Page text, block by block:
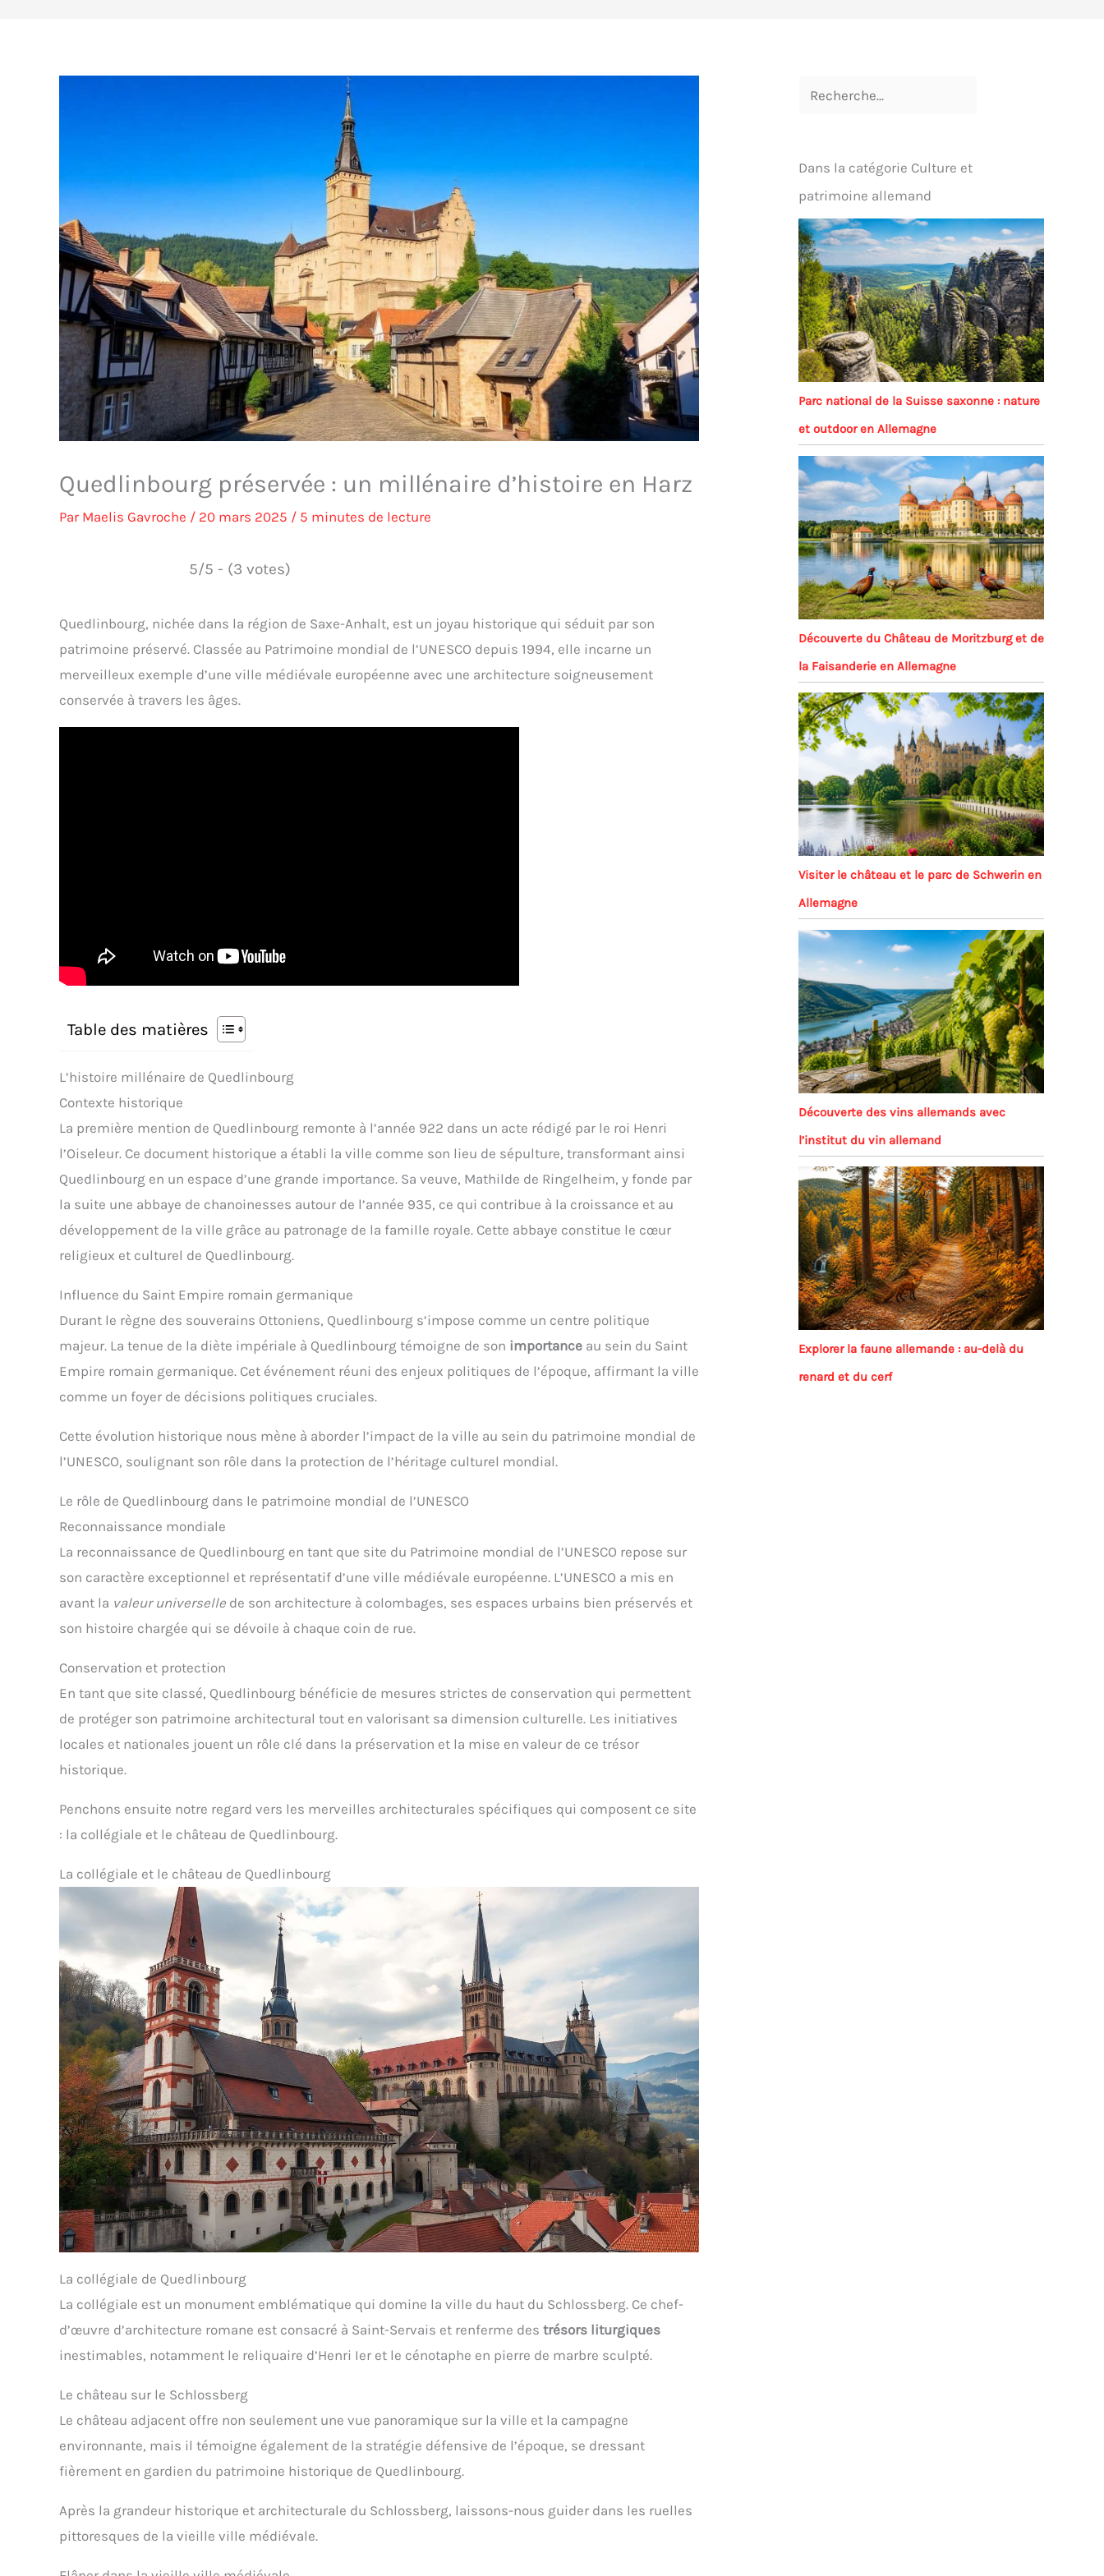
Quedlinbourg préservée : un millénaire d’histoire en Harz
Par Maelis Gavroche / 20 mars 2025 / 5 minutes de lecture
5/5 - (3 votes)
Quedlinbourg, nichée dans la région de Saxe-Anhalt, est un joyau historique qui séduit par son
patrimoine préservé. Classée au Patrimoine mondial de l’UNESCO depuis 1994, elle incarne un
merveilleux exemple d’une ville médiévale européenne avec une architecture soigneusement
conservée à travers les âges.
Table des matières
L’histoire millénaire de Quedlinbourg
Contexte historique
La première mention de Quedlinbourg remonte à l’année 922 dans un acte rédigé par le roi Henri
l’Oiseleur. Ce document historique a établi la ville comme son lieu de sépulture, transformant ainsi
Quedlinbourg en un espace d’une grande importance. Sa veuve, Mathilde de Ringelheim, y fonde par
la suite une abbaye de chanoinesses autour de l’année 935, ce qui contribue à la croissance et au
développement de la ville grâce au patronage de la famille royale. Cette abbaye constitue le cœur
religieux et culturel de Quedlinbourg.
Influence du Saint Empire romain germanique
Durant le règne des souverains Ottoniens, Quedlinbourg s’impose comme un centre politique
majeur. La tenue de la diète impériale à Quedlinbourg témoigne de son importance au sein du Saint
Empire romain germanique. Cet événement réuni des enjeux politiques de l’époque, affirmant la ville
comme un foyer de décisions politiques cruciales.
Cette évolution historique nous mène à aborder l’impact de la ville au sein du patrimoine mondial de
l’UNESCO, soulignant son rôle dans la protection de l’héritage culturel mondial.
Le rôle de Quedlinbourg dans le patrimoine mondial de l’UNESCO
Reconnaissance mondiale
La reconnaissance de Quedlinbourg en tant que site du Patrimoine mondial de l’UNESCO repose sur
son caractère exceptionnel et représentatif d’une ville médiévale européenne. L’UNESCO a mis en
avant la valeur universelle de son architecture à colombages, ses espaces urbains bien préservés et
son histoire chargée qui se dévoile à chaque coin de rue.
Conservation et protection
En tant que site classé, Quedlinbourg bénéficie de mesures strictes de conservation qui permettent
de protéger son patrimoine architectural tout en valorisant sa dimension culturelle. Les initiatives
locales et nationales jouent un rôle clé dans la préservation et la mise en valeur de ce trésor
historique.
Penchons ensuite notre regard vers les merveilles architecturales spécifiques qui composent ce site
: la collégiale et le château de Quedlinbourg.
La collégiale et le château de Quedlinbourg
La collégiale de Quedlinbourg
La collégiale est un monument emblématique qui domine la ville du haut du Schlossberg. Ce chef-
d’œuvre d’architecture romane est consacré à Saint-Servais et renferme des trésors liturgiques
inestimables, notamment le reliquaire d’Henri Ier et le cénotaphe en pierre de marbre sculpté.
Le château sur le Schlossberg
Le château adjacent offre non seulement une vue panoramique sur la ville et la campagne
environnante, mais il témoigne également de la stratégie défensive de l’époque, se dressant
fièrement en gardien du patrimoine historique de Quedlinbourg.
Après la grandeur historique et architecturale du Schlossberg, laissons-nous guider dans les ruelles
pittoresques de la vieille ville médiévale.
Dans la catégorie Culture et
patrimoine allemand
Parc national de la Suisse saxonne : nature
et outdoor en Allemagne
Découverte du Château de Moritzburg et de
la Faisanderie en Allemagne
Visiter le château et le parc de Schwerin en
Allemagne
Découverte des vins allemands avec
l’institut du vin allemand
Explorer la faune allemande : au-delà du
renard et du cerf